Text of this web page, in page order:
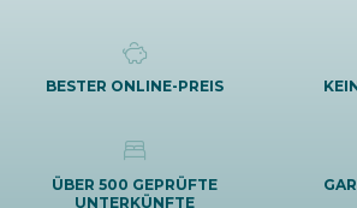
BESTER ONLINE-PREIS
ÜBER 500 GEPRÜFTE
UNTERKÜNFTE